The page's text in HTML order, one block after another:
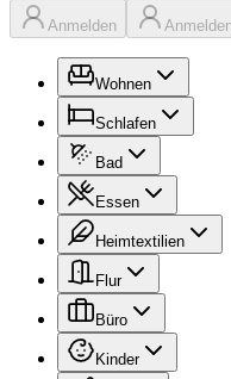
Anmelden
Wohnen
Schlafen
Bad
Essen
Heimtextilien
Flur
Büro
Kinder